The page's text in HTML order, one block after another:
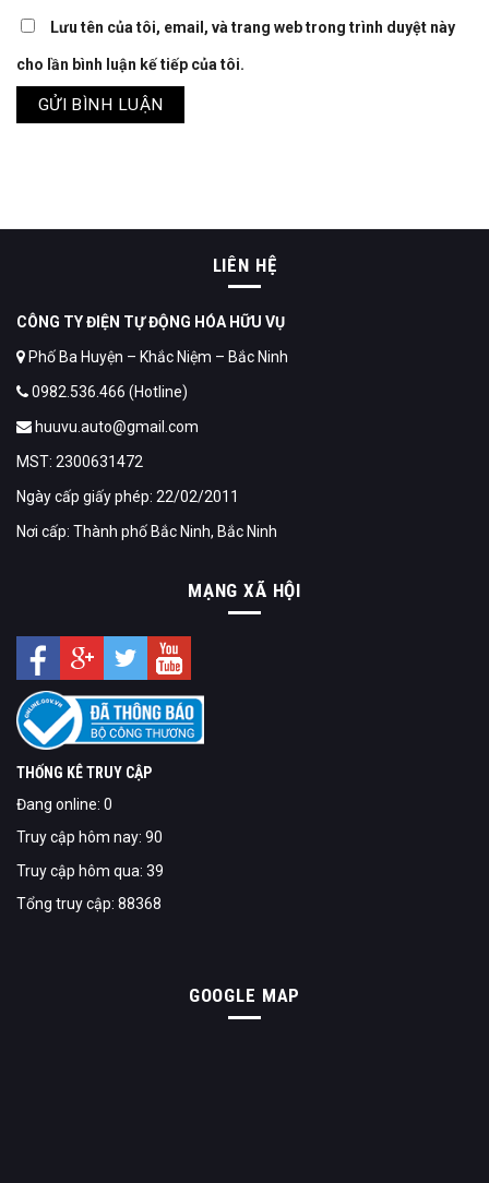
Lưu tên của tôi, email, và trang web trong trình duyệt này
cho lần bình luận kế tiếp của tôi.
LIÊN HỆ
CÔNG TY ĐIỆN TỰ ĐỘNG HÓA HỮU VỤ
Phố Ba Huyện – Khắc Niệm – Bắc Ninh
0982.536.466 (Hotline)
huuvu.auto@gmail.com
MST: 2300631472
Ngày cấp giấy phép: 22/02/2011
Nơi cấp: Thành phố Bắc Ninh, Bắc Ninh
MẠNG XÃ HỘI
THỐNG KÊ TRUY CẬP
Đang online: 0
Truy cập hôm nay: 90
Truy cập hôm qua: 39
Tổng truy cập: 88368
GOOGLE MAP